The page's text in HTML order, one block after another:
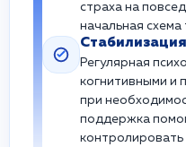
страха на
начальная схема
Регулярная
когнитивными и
при
поддержка